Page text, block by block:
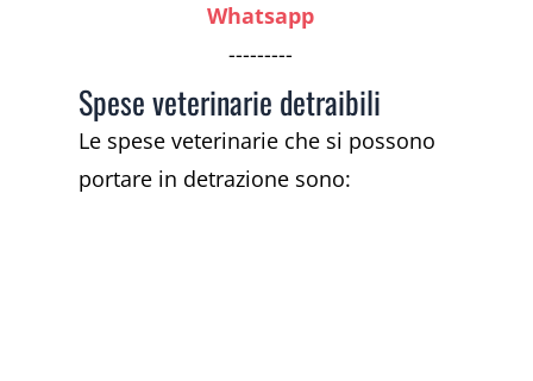
Whatsapp
---------
Spese veterinarie detraibili
Le spese veterinarie che si possono
portare in detrazione sono: